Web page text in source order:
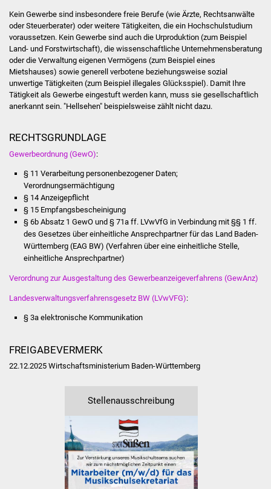
Industriekultur
Lebenslagen
Senioren
Stadtseniorenrat
Seniorenwohn- und
Familien
Familientreff
Kinder und Jugendliche
Schülerferienprogramm
Wohnen
Bauen in Süßen
Wohnimmobilien +
Kein Gewerbe sind insbesondere freie Berufe (wie Ärzte, Rechtsanwälte
oder Steuerberater) oder weitere Tätigkeiten, die ein Hochschulstudium
voraussetzen. Kein Gewerbe sind auch die Urproduktion (zum Beispiel
Land- und Forstwirtschaft), die wissenschaftliche Unternehmensberatung
oder die Verwaltung eigenen Vermögens (zum Beispiel eines
Mietshauses) sowie generell verbotene beziehungsweise sozial
unwertige Tätigkeiten (zum Beispiel illegales Glücksspiel). Damit Ihre
Tätigkeit als Gewerbe eingestuft werden kann, muss sie gesellschaftlich
anerkannt sein. "Hellsehen" beispielsweise zählt nicht dazu.
RECHTSGRUNDLAGE
Gewerbeordnung (GewO):
§ 11 Verarbeitung personenbezogener Daten;
Verordnungsermächtigung
§ 14 Anzeigepflicht
§ 15 Empfangsbescheinigung
§ 6b Absatz 1 GewO und § 71a ff. LVwVfG in Verbindung mit §§ 1 ff.
des Gesetzes über einheitliche Ansprechpartner für das Land Baden-
Württemberg (EAG BW) (Verfahren über eine einheitliche Stelle,
einheitliche Ansprechpartner)
Verordnung zur Ausgestaltung des Gewerbeanzeigeverfahrens (GewAnz)
Landesverwaltungsverfahrensgesetz BW (LVwVFG):
§ 3a elektronische Kommunikation
FREIGABEVERMERK
22.12.2025 Wirtschaftsministerium Baden-Württemberg
Stellenausschreibung